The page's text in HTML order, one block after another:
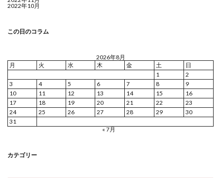
2022年10月
この日のコラム
2026年8月
月
火 水 木 金 土
日
1
2
3
4 5 6 7 8
9
10
11 12 13 14 15
16
17
18 19 20 21 22
23
24
25 26 27 28 29
30
31
« 7月
カテゴリー